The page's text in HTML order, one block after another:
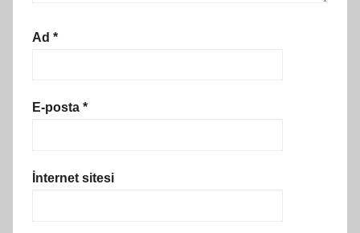
Ad *
E-posta *
İnternet sitesi